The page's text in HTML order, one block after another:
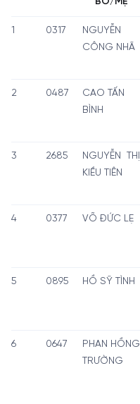
1 0317
NGUYỄN
CÔNG NHÃ
2 0487
CAO TẤN
BÌNH
3 2685
NGUYỄN THỊ
KIỀU TIÊN
4 0377 VÕ ĐỨC LẸ
5 0895 HỒ SỸ TÌNH
6 0647
PHAN HỒNG
TRƯỜNG